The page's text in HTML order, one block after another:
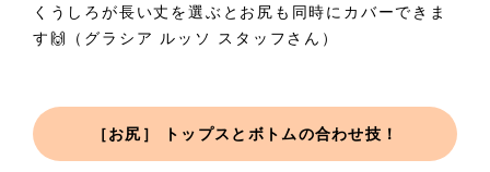
くうしろが長い丈を選ぶとお尻も同時にカバーできま
す🙌（グラシア ルッソ スタッフさん）
［お尻］ トップスとボトムの合わせ技！